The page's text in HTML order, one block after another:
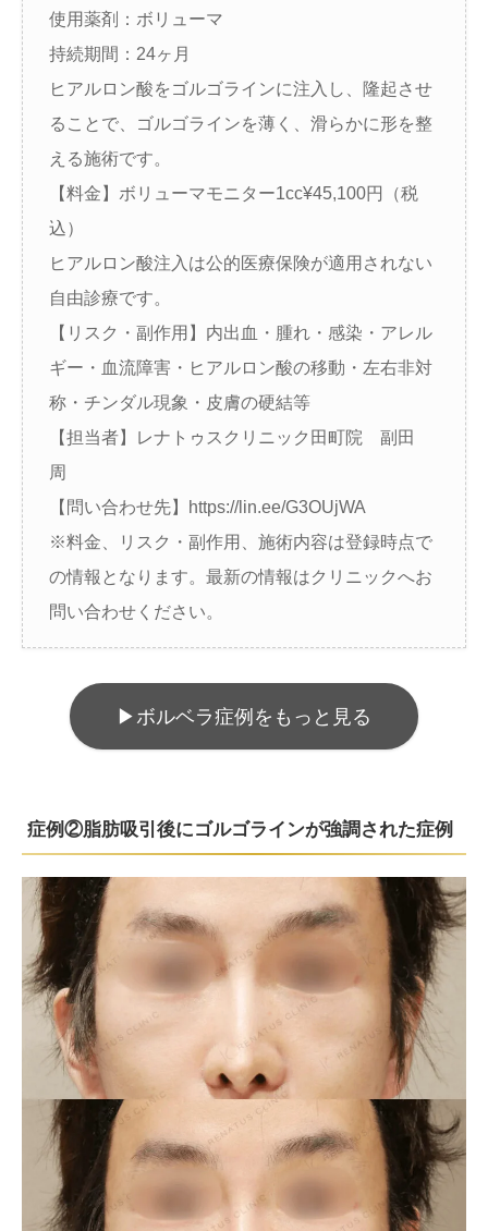
使用薬剤：ボリューマ
持続期間：24ヶ月
ヒアルロン酸をゴルゴラインに注入し、隆起させ
ることで、ゴルゴラインを薄く、滑らかに形を整
える施術です。
【料金】ボリューマモニター1cc¥45,100円（税
込）
ヒアルロン酸注入は公的医療保険が適用されない
自由診療です。
【リスク・副作用】内出血・腫れ・感染・アレル
ギー・血流障害・ヒアルロン酸の移動・左右非対
称・チンダル現象・皮膚の硬結等
【担当者】レナトゥスクリニック田町院 副田
周
【問い合わせ先】https://lin.ee/G3OUjWA
※料金、リスク・副作用、施術内容は登録時点で
の情報となります。最新の情報はクリニックへお
問い合わせください。
▶︎ボルベラ症例をもっと見る
症例②脂肪吸引後にゴルゴラインが強調された症例